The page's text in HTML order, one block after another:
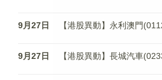
9月27日 【港股異動】永利澳門
9月27日 【港股異動】長城汽車